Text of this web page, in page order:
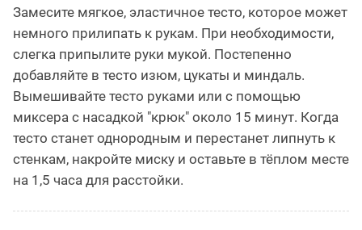
Замесите мягкое, эластичное тесто, которое может
немного прилипать к рукам. При необходимости,
слегка припылите руки мукой. Постепенно
добавляйте в тесто изюм, цукаты и миндаль.
Вымешивайте тесто руками или с помощью
миксера с насадкой "крюк" около 15 минут. Когда
тесто станет однородным и перестанет липнуть к
стенкам, накройте миску и оставьте в тёплом месте
на 1,5 часа для расстойки.